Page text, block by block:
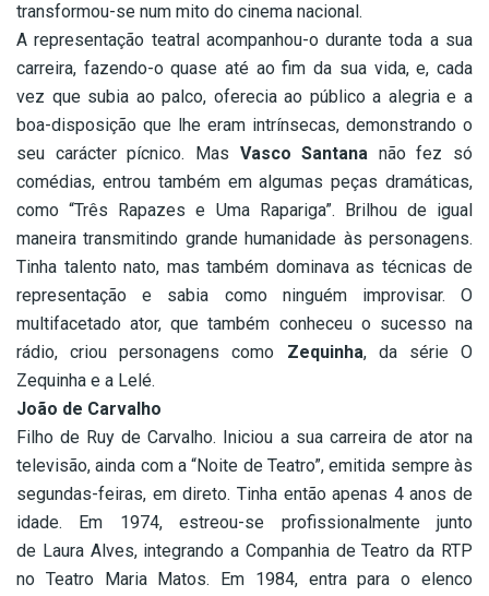
transformou-se num mito do cinema nacional.
A representação teatral acompanhou-o durante toda a sua
carreira, fazendo-o quase até ao fim da sua vida, e, cada
vez que subia ao palco, oferecia ao público a alegria e a
boa-disposição que lhe eram intrínsecas, demonstrando o
seu carácter pícnico. Mas Vasco Santana não fez só
comédias, entrou também em algumas peças dramáticas,
como “Três Rapazes e Uma Rapariga”. Brilhou de igual
maneira transmitindo grande humanidade às personagens.
Tinha talento nato, mas também dominava as técnicas de
representação e sabia como ninguém improvisar. O
multifacetado ator, que também conheceu o sucesso na
rádio, criou personagens como Zequinha, da série O
Zequinha e a Lelé.
João de Carvalho
Filho de Ruy de Carvalho. Iniciou a sua carreira de ator na
televisão, ainda com a “Noite de Teatro”, emitida sempre às
segundas-feiras, em direto. Tinha então apenas 4 anos de
idade. Em 1974, estreou-se profissionalmente junto
de Laura Alves, integrando a Companhia de Teatro da RTP
no Teatro Maria Matos. Em 1984, entra para o elenco